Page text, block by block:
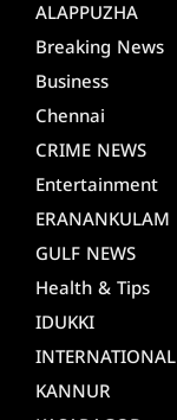
ALAPPUZHA
Breaking News
Business
Chennai
CRIME NEWS
Entertainment
ERANANKULAM
GULF NEWS
Health & Tips
IDUKKI
INTERNATIONAL
KANNUR